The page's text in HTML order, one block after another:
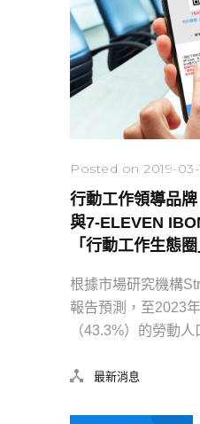
Posted on 2019-03-
行動工作領導品牌
與7-ELEVEN
「行動工作生態圈
根據市場研究機構
報告預測，至2023
（43.3%）的勞動
最新消息